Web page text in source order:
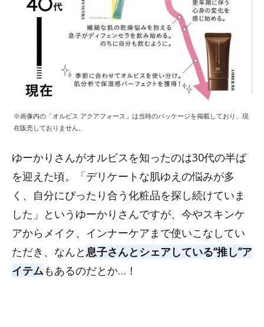
※画像内の「オルビス アクアフォース」は当時のパッケージを掲載しており、現
在販売しておりません。
ゆーかりさんがオルビスを知ったのは30代の半ば
を迎えた頃。「デリケートな肌ゆえの悩みが多
く、自分にぴったり合う化粧品を探し続けていま
した」というゆーかりさんですが、今やスキンケ
アからメイク、インナーケアまで使いこなしてい
ただき、なんと 息子さんとシェアしている“推し”ア
イテムもあるのだとか…！